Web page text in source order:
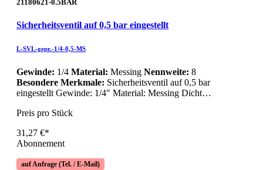
21180621-0.5BAR
Sicherheitsventil auf 0,5 bar eingestellt
L-SVL-gepr.-1/4-0,5-MS
Gewinde: 1/4 Material: Messing Nennweite: 8
Besondere Merkmale: Sicherheitsventil auf 0,5 bar
eingestellt Gewinde: 1/4" Material: Messing Dicht…
Preis pro Stück
31,27 €*
Abonnement
auf Anfrage (Tel. / E-Mail)